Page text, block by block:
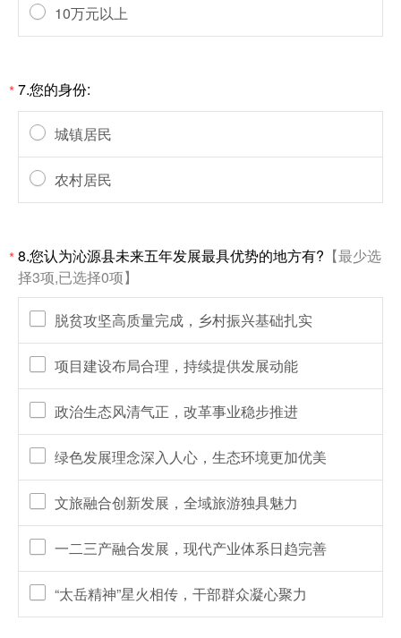
10万元以上
*7.您的身份:
城镇居民
农村居民
*8.您认为沁源县未来五年发展最具优势的地方有? 【最少选
择3项,已选择0项】
脱贫攻坚高质量完成，乡村振兴基础扎实
项目建设布局合理，持续提供发展动能
政治生态风清气正，改革事业稳步推进
绿色发展理念深入人心，生态环境更加优美
文旅融合创新发展，全域旅游独具魅力
一二三产融合发展，现代产业体系日趋完善
“太岳精神”星火相传，干部群众凝心聚力